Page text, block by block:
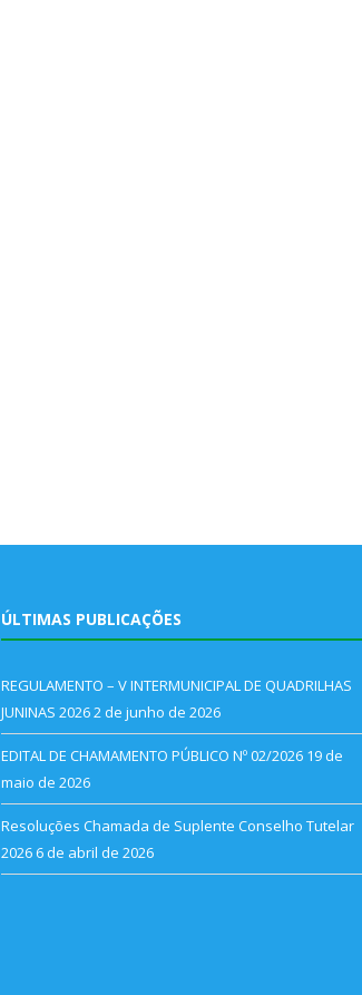
ÚLTIMAS PUBLICAÇÕES
REGULAMENTO – V INTERMUNICIPAL DE QUADRILHAS
JUNINAS 20262 de junho de 2026
EDITAL DE CHAMAMENTO PÚBLICO Nº 02/2026 19 de
maio de 2026
Resoluções Chamada de Suplente Conselho Tutelar
2026 6 de abril de 2026